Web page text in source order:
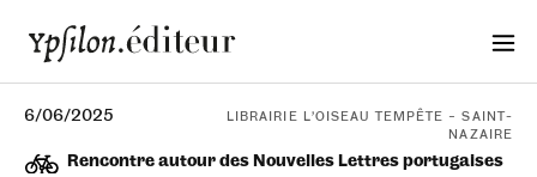
6/06/2025
Rencontre autour des Nouvelles Lettres portugaises
LIBRAIRIE L’OISEAU TEMPÊTE – SAINT-
NAZAIRE